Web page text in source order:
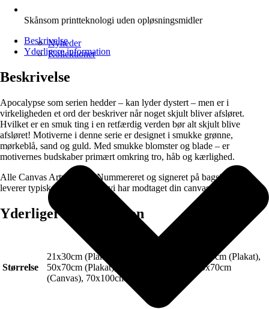
Nyheder
Kollektioner
Skånsom printteknologi uden opløsningsmidler
Beskrivelse
Yderligere information
Beskrivelse
Apocalypse som serien hedder – kan lyder dystert – men er i
virkeligheden et ord der beskriver når noget skjult bliver afsløret.
Hvilket er en smuk ting i en retfærdig verden bør alt skjult blive
afsløret! Motiverne i denne serie er designet i smukke grønne,
mørkeblå, sand og guld. Med smukke blomster og blade – er
motivernes budskaber primært omkring tro, håb og kærlighed.
Alle Canvas Artworks er Nummereret og signeret på bagsiden (Vi
leverer typisk 2-3 dage efter vi har modtaget din canvas bestilling).
Yderligere information
Størrelse
21x30cm (Plakat), 30x40cm (Plakat), 40x50cm (Plakat),
50x70cm (Plakat), 70x100cm (Plakat), 50x70cm
(Canvas), 70x100cm (Canvas)